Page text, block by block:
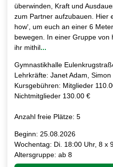
überwinden, Kraft und
zum Partner aufzubauen. Hier
how', um euch an einer 6
bewegen. In einer Gruppe von
ihr mithil...
Gymnastikhalle
Lehrkräfte: Janet Adam, Simon
Kursgebühren: Mitglieder
Nichtmitglieder 130.00 €
Anzahl freie Plätze: 5
Beginn: 25.08.2026
Wochentag: Di. 18:00 Uhr, 8 x
Altersgruppe: ab 8